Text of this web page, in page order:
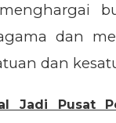
dan
dan
Jadi Pusat